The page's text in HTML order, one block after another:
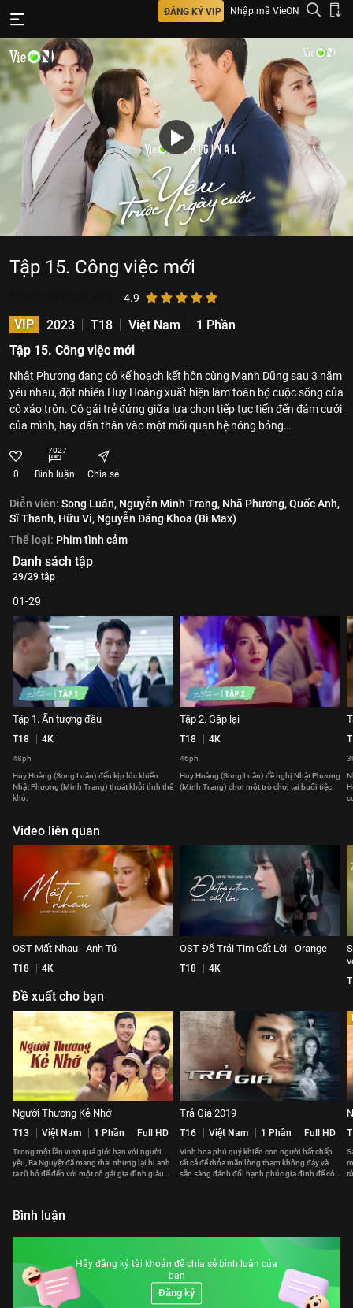
ĐĂNG KÝ VIP Nhập mã VieON
Tập 15. Công việc mới
4.9
VIP 2023 T18 Việt Nam
1 Phần
Tập 15. Công việc mới
Nhật Phương đang có kế hoạch kết hôn cùng Mạnh Dũng sau 3 năm
yêu nhau, đột nhiên Huy Hoàng xuất hiện làm toàn bộ cuộc sống của
cô xáo trộn. Cô gái trẻ đứng giữa lựa chọn tiếp tục tiến đến đám cưới
của mình, hay dấn thân vào một mối quan hệ nóng bỏng…
0
7027
Bình luận Chia sẻ
Diễn viên: Song Luân, Nguyễn Minh Trang, Nhã Phương,Quốc Anh,
Sĩ Thanh, Hữu Vi, Nguyễn Đăng Khoa (Bi Max)
Thể loại: Phim tình cảm
Danh sách tập
29/29 tập
01-29
Tập 1. Ấn tượng đầu
T18 4K
48ph
Huy Hoàng (Song Luân) đến kịp lúc khiến
Nhật Phương (Minh Trang) thoát khỏi tình thế
khó.
Tập 2. Gặp lại
T18 4K
46ph
Huy Hoàng (Song Luân) đề nghị Nhật Phương
(Minh Trang) chơi một trò chơi tại buổi tiệc.
Video liên quan
OST Mất Nhau - Anh Tú
T18 4K
OST Để Trái Tim Cất Lời - Orange
T18 4K
Đề xuất cho bạn
Người Thương Kẻ Nhớ
T13 Việt Nam 1 Phần Full HD
Trong một lần vượt quá giới hạn với người
yêu, Ba Nguyệt đã mang thai nhưng lại bị anh
ta rũ bỏ để đến với một cô gái gia đình giàu
Trả Giá 2019
T16 Việt Nam 1 Phần Full HD
Vinh hoa phú quý khiến con người bất chấp
tất cả để thỏa mãn lòng tham không đáy và
sẵn sàng đánh đổi hạnh phúc gia đình để có
Bình luận
Hãy đăng ký tài khoản để chia sẻ bình luận của
bạn
Đăng ký